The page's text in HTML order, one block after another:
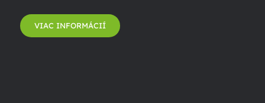
VIAC INFORMÁCIÍ